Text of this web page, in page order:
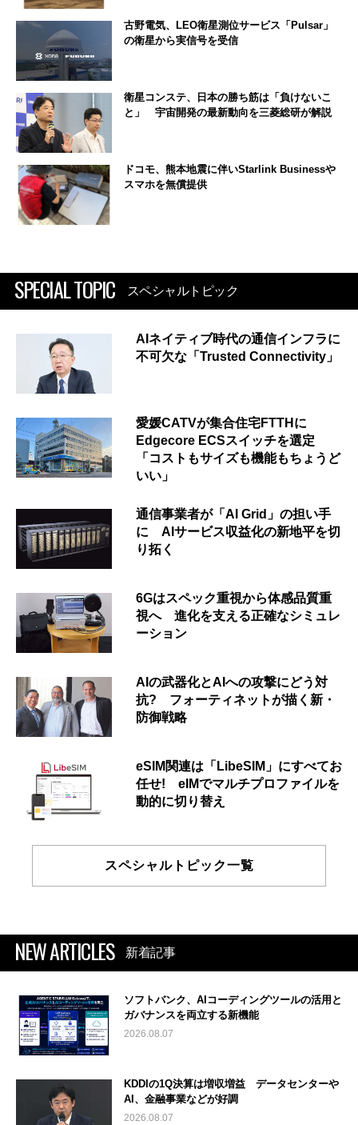
古野電気、LEO衛星測位サービス「Pulsar」
の衛星から実信号を受信
衛星コンステ、日本の勝ち筋は「負けないこ
と」 宇宙開発の最新動向を三菱総研が解説
ドコモ、熊本地震に伴いStarlink Businessや
スマホを無償提供
SPECIAL TOPIC スペシャルトピック
AIネイティブ時代の通信インフラに
不可欠な「Trusted Connectivity」
愛媛CATVが集合住宅FTTHに
Edgecore ECSスイッチを選定
「コストもサイズも機能もちょうど
いい」
通信事業者が「AI Grid」の担い手
に AIサービス収益化の新地平を切
り拓く
6Gはスペック重視から体感品質重
視へ 進化を支える正確なシミュレ
ーション
AIの武器化とAIへの攻撃にどう対
抗? フォーティネットが描く新・
防御戦略
eSIM関連は「LibeSIM」にすべてお
任せ! eIMでマルチプロファイルを
動的に切り替え
スペシャルトピック一覧
NEW ARTICLES 新着記事
ソフトバンク、AIコーディングツールの活用と
ガバナンスを両立する新機能
2026.08.07
KDDIの1Q決算は増収増益 データセンターや
AI、金融事業などが好調
2026.08.07